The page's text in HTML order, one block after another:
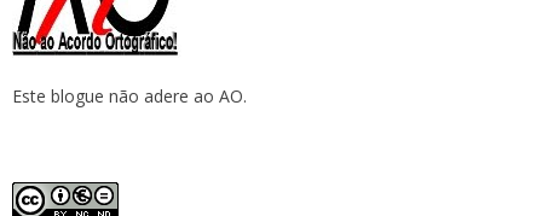
Este blogue não adere ao AO.